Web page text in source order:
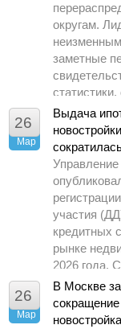
округам.
заметные
Москве.
26
Мар
Выдача
участия
кредитных
рынке
2026 года.
охлаждение
с
26
Мар
В Москве